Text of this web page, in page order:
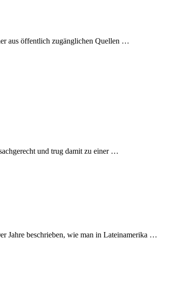
aus öffentlich zugänglichen Quellen …
und trug damit zu einer …
Jahre beschrieben, wie man in Lateinamerika …